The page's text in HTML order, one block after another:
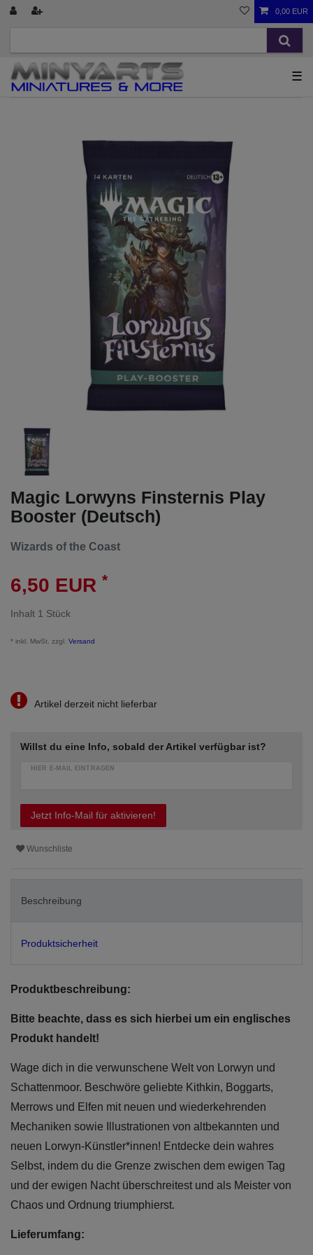
0,00 EUR
☰
Magic Lorwyns Finsternis Play
Booster (Deutsch)
Wizards of the Coast
6,50 EUR *
Inhalt 1 Stück
* inkl. MwSt. zzgl. Versand
Artikel derzeit nicht lieferbar
Willst du eine Info, sobald der Artikel verfügbar ist?
HIER E-MAIL EINTRAGEN
Jetzt Info-Mail für aktivieren!
Wunschliste
Beschreibung
Produktsicherheit
Produktbeschreibung:
Bitte beachte, dass es sich hierbei um ein englisches
Produkt handelt!
Wage dich in die verwunschene Welt von Lorwyn und
Schattenmoor. Beschwöre geliebte Kithkin, Boggarts,
Merrows und Elfen mit neuen und wiederkehrenden
Mechaniken sowie Illustrationen von altbekannten und
neuen Lorwyn-Künstler*innen! Entdecke dein wahres
Selbst, indem du die Grenze zwischen dem ewigen Tag
und der ewigen Nacht überschreitest und als Meister von
Chaos und Ordnung triumphierst.
Lieferumfang: